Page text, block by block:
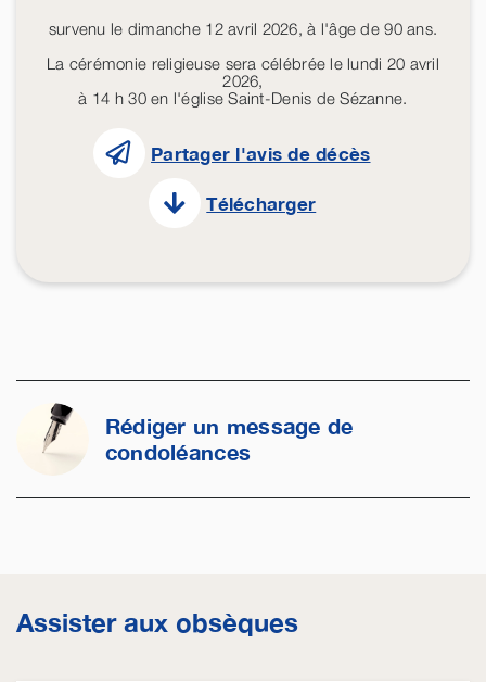
survenu le dimanche 12 avril 2026, à l'âge de 90 ans.
La cérémonie religieuse sera célébrée le lundi 20 avril
2026,
à 14 h 30 en l'église Saint-Denis de Sézanne.
Partager l'avis de décès
Télécharger
Rédiger un message de
condoléances
Assister aux obsèques